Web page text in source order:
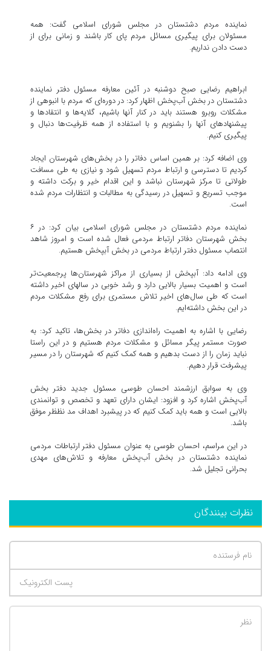
نماینده مردم دشتستان در مجلس شورای اسلامی گفت: همه
مسئولان برای پیگیری مسائل مردم پای کار باشند و زمانی برای از
دست دادن نداریم.
ابراهیم رضایی صبح دوشنبه در آئین معارفه مسئول دفتر نماینده
دشتستان در بخش آب‌پخش اظهار کرد: در دوره‌ای که مردم با انبوهی از
مشکلات روبرو هستند باید در کنار آنها باشیم، گلایه‌ها و انتقادها و
پیشنهادهای آنها را بشنویم و با استفاده از همه ظرفیت‌ها دنبال و
پیگیری کنیم.
وی اضافه کرد: بر همین اساس دفاتر را در بخش‌های شهرستان ایجاد
کردیم تا دسترسی و ارتباط مردم تسهیل شود و نیازی به طی مسافت
طولانی تا مرکز شهرستان نباشد و این اقدام خیر و برکت داشته و
موجب تسریع و تسهیل در رسیدگی به مطالبات و انتظارات مردم شده
است.
نماینده مردم دشتستان در مجلس شورای اسلامی بیان کرد: در ۶
بخش شهرستان دفاتر ارتباط مردمی فعال شده است و امروز شاهد
انتصاب مسئول دفتر ارتباط مردمی در بخش آبپخش هستیم.
وی ادامه داد: آبپخش از بسیاری از مراکز شهرستان‌ها پرجمعیت‌تر
است و اهمیت بسیار بالایی دارد و رشد خوبی در سالهای اخیر داشته
است که طی سال‌های اخیر تلاش مستمری برای رفع مشکلات مردم
در این بخش داشته‌ایم.
رضایی با اشاره به اهمیت راه‌اندازی دفاتر در بخش‌ها، تاکید کرد: به
صورت مستمر پیگر مسائل و مشکلات مردم هستیم و در این راستا
نباید زمان را از دست بدهیم و همه کمک کنیم که شهرستان را در مسیر
پیشرفت قرار دهیم.
وی به سوابق ارزشمند احسان طوسی مسئول جدید دفتر بخش
آب‌پخش اشاره کرد و افزود: ایشان دارای تعهد و تخصص و توانمندی
بالایی است و همه باید کمک کنیم که در پیشبرد اهداف مد نظظر موفق
باشد.
در این مراسم، احسان طوسی به عنوان مسئول دفتر ارتباطات مردمی
نماینده دشتستان در بخش آب‌پخش معارفه و تلاش‌های مهدی
بحرانی تجلیل شد.
نظرات بینندگان